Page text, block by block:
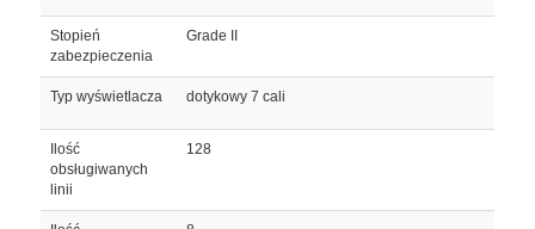
Stopień
zabezpieczenia
Grade II
Typ wyświetlacza dotykowy 7 cali
Ilość
obsługiwanych
linii
128